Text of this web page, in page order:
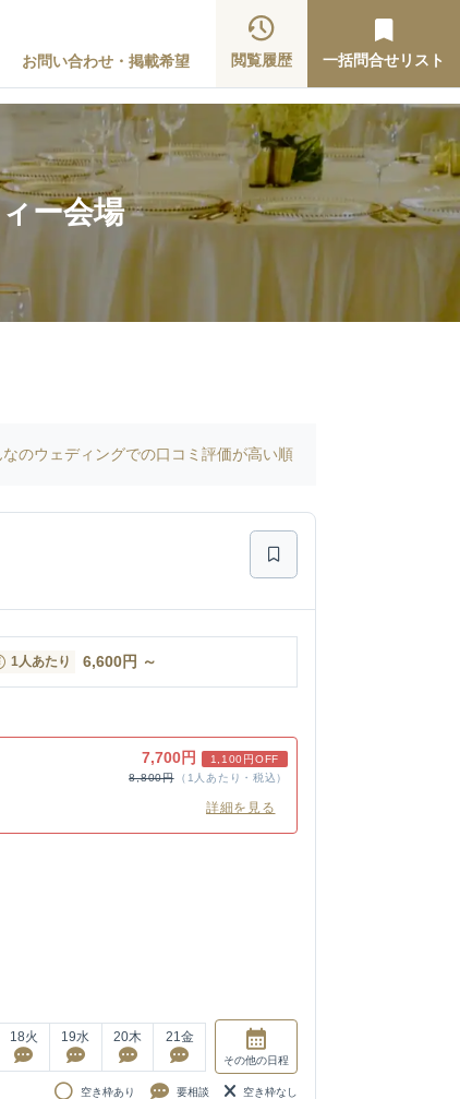
お問い合わせ・掲載希望 閲覧履歴 一括問合せリスト
ー会場
なのウェディングでの口コミ評価が高い順
1人あたり 6,600円 ～
7,700円
1,100円OFF
8,800円
（1人あたり・税込）
詳細を見る
18火 19水 20木 21金
その他の日程
空き枠あり 要相談 空き枠なし